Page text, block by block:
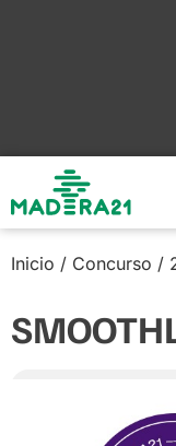
Inicio / Concurso /